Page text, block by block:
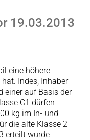
19.03.2013
eine höhere
Indes, Inhaber
einer auf Basis der
C1 dürfen
kg im In- und
die alte Klasse 2
erteilt wurde